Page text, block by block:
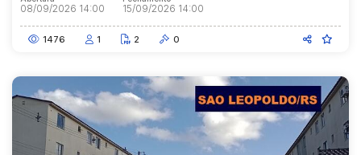
08/09/2026 14:00 15/09/2026 14:00
1476 1 2 0